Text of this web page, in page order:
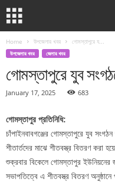
Home উপজেলার খবর গোমস্তাপুরে য...
উপজেলার খবর জেলার খবর
গোমস্তাপুরে যুব
January 17, 2025 683
গোমস্তাপুর প্রতিনিধি:
চাঁপাইনবাবগঞ্জের গোমস্তাপুরে যুব
শীতার্তদের মাঝে শীতবস্ত্র বিতরণ করা
শুক্রবার বিকেলে গোমস্তাপুর ইউনিয়নের
সভাপতিত্বে এ শীতবস্ত্র বিতরণ